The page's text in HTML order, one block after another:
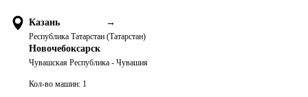
Казань →
Республика Татарстан (Татарстан)
Новочебоксарск
Чувашская Республика - Чувашия
Кол-во машин: 1